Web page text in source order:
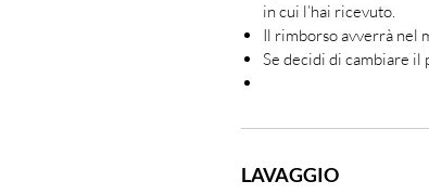
in cui l’hai ricevuto.
Il rimborso avverrà nel
Se decidi di cambiare
LAVAGGIO